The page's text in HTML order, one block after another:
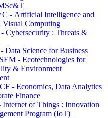
- Artificial Intelligence and
Visual Computing
Cybersecurity : Threats &
Data Science for Business
- Ecotechnologies for
& Environment
- Economics, Data Analytics
Finance
of Things : Innovation
Program (IoT)